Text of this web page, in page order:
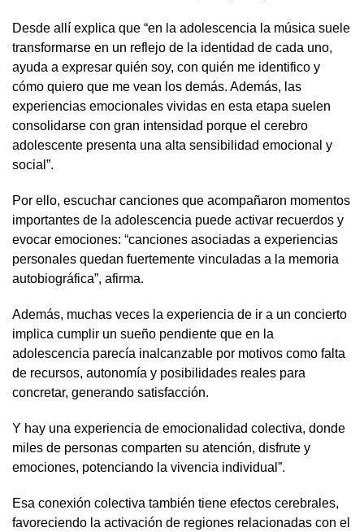
Desde allí explica que “en la adolescencia la música suele
transformarse en un reflejo de la identidad de cada uno,
ayuda a expresar quién soy, con quién me identifico y
cómo quiero que me vean los demás. Además, las
experiencias emocionales vividas en esta etapa suelen
consolidarse con gran intensidad porque el cerebro
adolescente presenta una alta sensibilidad emocional y
social”.
Por ello, escuchar canciones que acompañaron momentos
importantes de la adolescencia puede activar recuerdos y
evocar emociones: “canciones asociadas a experiencias
personales quedan fuertemente vinculadas a la memoria
autobiográfica”, afirma.
Además, muchas veces la experiencia de ir a un concierto
implica cumplir un sueño pendiente que en la
adolescencia parecía inalcanzable por motivos como falta
de recursos, autonomía y posibilidades reales para
concretar, generando satisfacción.
Y hay una experiencia de emocionalidad colectiva, donde
miles de personas comparten su atención, disfrute y
emociones, potenciando la vivencia individual”.
Esa conexión colectiva también tiene efectos cerebrales,
favoreciendo la activación de regiones relacionadas con el